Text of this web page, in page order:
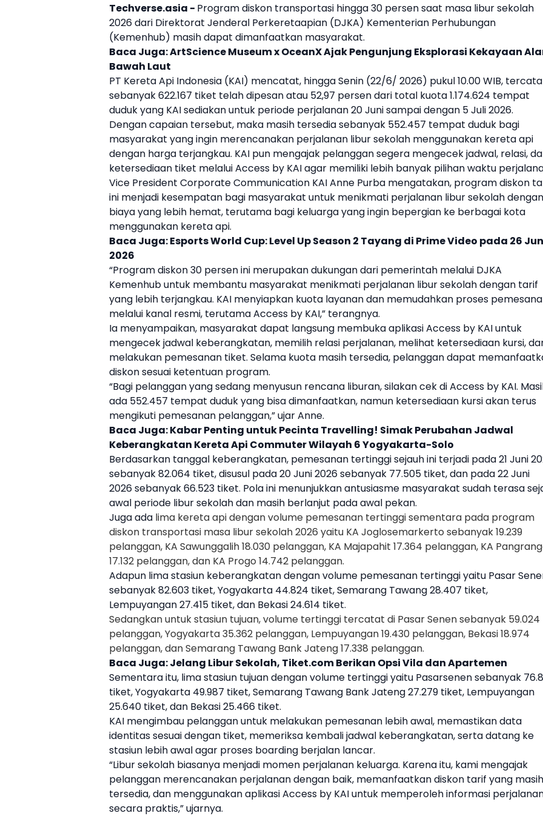
Techverse.asia - Program diskon transportasi hingga 30 persen saat masa libur sekolah
2026 dari Direktorat Jenderal Perkeretaapian (DJKA) Kementerian Perhubungan
(Kemenhub) masih dapat dimanfaatkan masyarakat.
Baca Juga:ArtScience Museum x OceanX Ajak Pengunjung Eksplorasi Kekayaan
Bawah Laut
PT Kereta Api Indonesia (KAI) mencatat, hingga Senin (22/6/ 2026) pukul 10.00 WIB,
sebanyak 622.167 tiket telah dipesan atau 52,97 persen dari total kuota 1.174.624 tempat
duduk yang KAIsediakan untuk periode perjalanan 20 Juni sampai dengan 5 Juli 2026.
Dengan capaian tersebut, maka masih tersedia sebanyak 552.457 tempat duduk bagi
masyarakat yang ingin merencanakan perjalanan libur sekolah menggunakan kereta api
dengan harga terjangkau. KAI pun mengajak pelanggan segera mengecek jadwal, relasi,
ketersediaan tiket melalui Access by KAIagar memiliki lebih banyak pilihan waktu
Vice President Corporate Communication KAIAnne Purba mengatakan, program diskon
ini menjadi kesempatan bagi masyarakat untuk menikmati perjalanan libur sekolahdengan
biaya yang lebih hemat, terutama bagi keluarga yang ingin bepergian ke berbagai kota
menggunakan kereta api.
Baca Juga:Esports World Cup: Level Up Season 2 Tayang di Prime Video pada 26
2026
“Program diskon 30 persen ini merupakan dukungan dari pemerintah melalui DJKA
Kemenhub untuk membantu masyarakat menikmati perjalanan libur sekolahdengan tarif
yang lebih terjangkau. KAI menyiapkan kuota layanan dan memudahkan proses
melalui kanal resmi, terutama Access by KAI,” terangnya.
Ia menyampaikan, masyarakat dapat langsung membuka aplikasi Access by KAIuntuk
mengecek jadwal keberangkatan, memilih relasi perjalanan, melihat ketersediaan kursi,
melakukan pemesanan tiket. Selama kuota masih tersedia, pelanggan dapat
diskon sesuai ketentuan program.
“Bagi pelanggan yang sedang menyusun rencana liburan, silakan cek di Access by KAI.
ada 552.457 tempat duduk yang bisa dimanfaatkan, namun ketersediaan kursi akan terus
mengikuti pemesanan pelanggan,” ujar Anne.
Baca Juga:Kabar Penting untuk Pecinta Travelling! Simak Perubahan Jadwal
Keberangkatan Kereta Api Commuter Wilayah 6 Yogyakarta-Solo
Berdasarkan tanggal keberangkatan, pemesanan tertinggi sejauh ini terjadi pada 21 Juni
sebanyak 82.064 tiket, disusul pada 20 Juni 2026 sebanyak 77.505 tiket, dan pada 22 Juni
2026 sebanyak 66.523 tiket. Pola ini menunjukkan antusiasme masyarakat sudah terasa
awal periode libur sekolahdan masih berlanjut pada awal pekan.
Juga ada lima kereta api dengan volume pemesanan tertinggi sementara pada program
diskon transportasi masa libur sekolah2026 yaitu KA Joglosemarkerto sebanyak 19.239
pelanggan, KA Sawunggalih 18.030 pelanggan, KA Majapahit 17.364 pelanggan, KA
17.132 pelanggan, dan KA Progo 14.742 pelanggan.
Adapun lima stasiun keberangkatan dengan volume pemesanan tertinggi yaitu Pasar
sebanyak 82.603 tiket,Yogyakarta 44.824 tiket, Semarang Tawang 28.407 tiket,
Lempuyangan 27.415 tiket, dan Bekasi 24.614 tiket.
Sedangkan untuk stasiun tujuan, volume tertinggi tercatat di Pasar Senen sebanyak 59.024
pelanggan,Yogyakarta35.362 pelanggan, Lempuyangan 19.430 pelanggan, Bekasi 18.974
pelanggan, dan Semarang Tawang Bank Jateng 17.338 pelanggan.
Baca Juga:Jelang Libur Sekolah, Tiket.com Berikan Opsi Vila dan Apartemen
Sementara itu, lima stasiun tujuan dengan volume tertinggi yaitu Pasarsenen sebanyak
tiket,Yogyakarta 49.987 tiket, Semarang Tawang Bank Jateng 27.279 tiket, Lempuyangan
25.640 tiket, dan Bekasi 25.466 tiket.
KAI mengimbau pelanggan untuk melakukan pemesanan lebih awal, memastikan data
identitas sesuai dengan tiket, memeriksa kembali jadwal keberangkatan, serta datang ke
stasiun lebih awal agar proses boarding berjalan lancar.
“Libur sekolah biasanya menjadi momen perjalanan keluarga. Karena itu, kami mengajak
pelanggan merencanakan perjalanan dengan baik, memanfaatkan diskon tarif yang masih
tersedia, dan menggunakan aplikasi Access by KAIuntuk memperoleh informasi
secara praktis,” ujarnya.